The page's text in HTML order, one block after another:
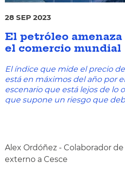
28 SEP 2023
El petróleo
el comercio mundial
El índice que mide el precio
está en máximos del año por
escenario que está lejos de lo
que supone un riesgo que
Alex Ordóñez - Colaborador
externo a Cesce